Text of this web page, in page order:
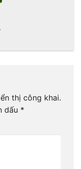
thị công khai.
dấu *